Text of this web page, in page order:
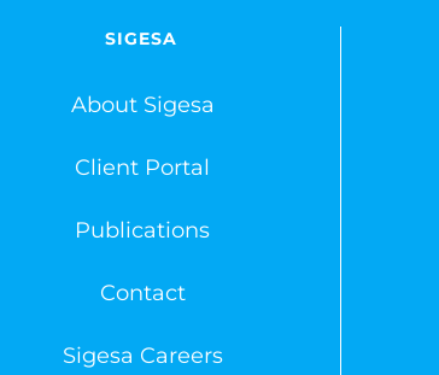
SIGESA
About Sigesa
Client Portal
Publications
Contact
Sigesa Careers